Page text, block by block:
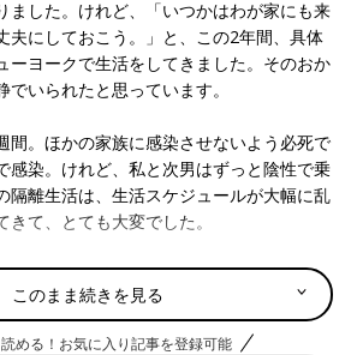
ました。けれど、「いつかはわが家にも来
夫にしておこう。」と、この2年間、具体
ーヨークで生活をしてきました。そのおか
いられたと思っています。
間。ほかの家族に感染させないよう必死で
感染。けれど、私と次男はずっと陰性で乗
隔離生活は、生活スケジュールが大幅に乱
て、とても大変でした。
認・乳幼児睡眠コンサルタントの愛波文さ
報を発信！
りねんねROOM#35
このまま続きを見る
める！お気に入り記事を登録可能